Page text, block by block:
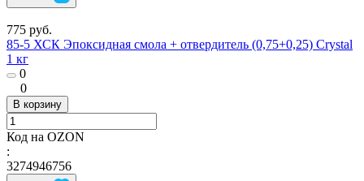
775 руб.
85-5 ХСК Эпоксидная смола + отвердитель (0,75+0,25) Crystal
1 кг
0
0
В корзину
Код на OZON
:
3274946756